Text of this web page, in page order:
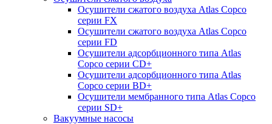
Осушители сжатого воздуха Atlas Copco
серии FX
Осушители сжатого воздуха Atlas Copco
серии FD
Осушители адсорбционного типа Atlas
Copco серии СD+
Осушители адсорбционного типа Atlas
Copco серии BD+
Осушители мембранного типа Atlas Copco
серии SD+
Вакуумные насосы